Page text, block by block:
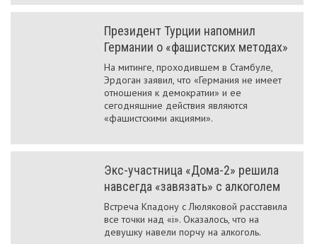
Президент Турции напомнил
Германии о «фашистских методах»
На митинге, проходившем в Стамбуле,
Эрдоган заявил, что «Германия не имеет
отношения к демократии» и ее
сегодняшние действия являются
«фашистскими акциями».
Экс-участница «Дома-2» решила
навсегда «завязать» с алкоголем
Встреча Кпадону с Люляковой расставила
все точки над «і». Оказалось, что на
девушку навели порчу на алкоголь.